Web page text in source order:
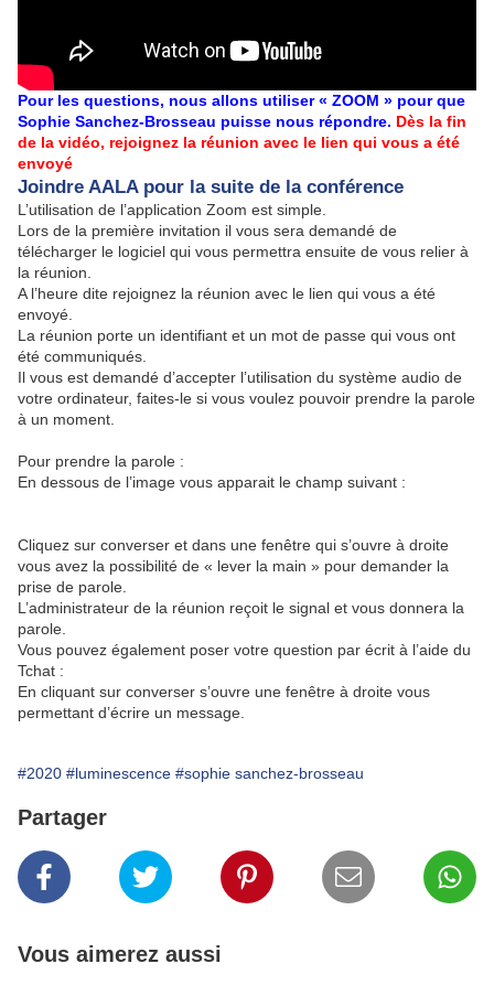
Pour les questions, nous allons utiliser « ZOOM » pour que
Sophie Sanchez-Brosseau puisse nous répondre. Dès la fin
de la vidéo, rejoignez la réunion avec le lien qui vous a été
envoyé
Joindre AALA pour la suite de la conférence
L’utilisation de l’application Zoom est simple.
Lors de la première invitation il vous sera demandé de
télécharger le logiciel qui vous permettra ensuite de vous relier à
la réunion.
A l’heure dite rejoignez la réunion avec le lien qui vous a été
envoyé.
La réunion porte un identifiant et un mot de passe qui vous ont
été communiqués.
Il vous est demandé d’accepter l’utilisation du système audio de
votre ordinateur, faites-le si vous voulez pouvoir prendre la parole
à un moment.
Pour prendre la parole :
En dessous de l’image vous apparait le champ suivant :
Cliquez sur converser et dans une fenêtre qui s’ouvre à droite
vous avez la possibilité de « lever la main » pour demander la
prise de parole.
L’administrateur de la réunion reçoit le signal et vous donnera la
parole.
Vous pouvez également poser votre question par écrit à l’aide du
Tchat :
En cliquant sur converser s’ouvre une fenêtre à droite vous
permettant d’écrire un message.
#2020 #luminescence #sophie sanchez-brosseau
Partager
Vous aimerez aussi